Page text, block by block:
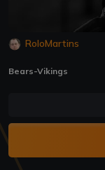
RoloMartins
Bears-Vikings